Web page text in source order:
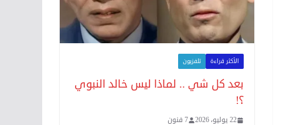
الأكثر قراءة تلفزيون
بعد كل شي .. لماذا ليس خالد النبوي
؟!
22 يوليو، 2026 7 فنون